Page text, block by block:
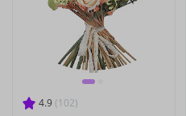
4.9 (102)